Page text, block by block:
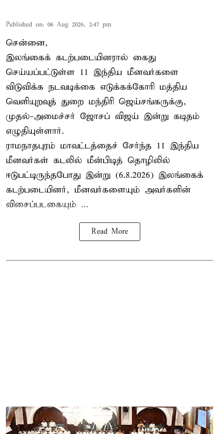
Published on: 06 Aug 2026, 2:47 pm
சென்னை,
இலங்கைக் கடற்படையினரால் கைது
செய்யப்பட்டுள்ள 11 இந்திய மீனவர்களை
விடுவிக்க நடவடிக்கை எடுக்கக்கோரி மத்திய
வெளியுறவுத் துறை மந்திரி ஜெய்சங்கருக்கு,
முதல்-அமைச்சர் ஜோசப் விஜய் இன்று கடிதம்
எழுதியுள்ளார்.
ராமநாதபுரம் மாவட்டத்தைச் சேர்ந்த 11 இந்திய
மீனவர்கள் கடலில் மீன்பிடித் தொழிலில்
ஈடுபட்டிருந்தபோது இன்று (6.8.2026) இலங்கைக்
கடற்படையினர், மீனவர்களையும் அவர்களின்
விசைப்படகையும் ...
Read More